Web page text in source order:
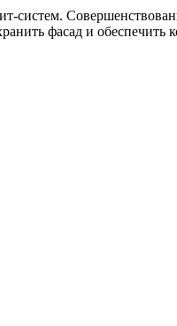
систем.
фасад и